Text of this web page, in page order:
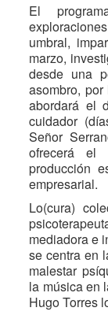
El
umbral,
marzo,
desde una
asombro,
abordará el
cuidador
Señor
ofrecerá el
producción
empresarial.
Lo(cura)
mediadora e
se centra en
malestar
la música en
Hugo Torres